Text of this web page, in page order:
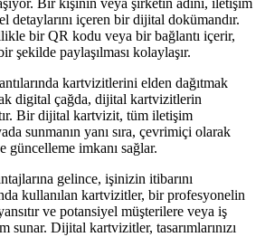
Bir kişinin veya şirketin adını, iletişim
detaylarını içeren bir dijital dokümandır.
bir QR kodu veya bir bağlantı içerir,
şekilde paylaşılması kolaylaşır.
kartvizitlerini elden dağıtmak
digital çağda, dijital kartvizitlerin
Bir dijital kartvizit, tüm iletişim
sunmanın yanı sıra, çevrimiçi olarak
güncelleme imkanı sağlar.
gelince, işinizin itibarını
kullanılan kartvizitler, bir profesyonelin
ve potansiyel müşterilere veya iş
sunar. Dijital kartvizitler, tasarımlarınızı